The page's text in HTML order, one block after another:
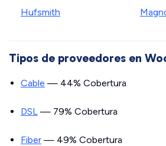
Hufsmith
Tipos de proveedores en
Cable — 44% Cobertura
DSL — 79% Cobertura
Fiber — 49% Cobertura